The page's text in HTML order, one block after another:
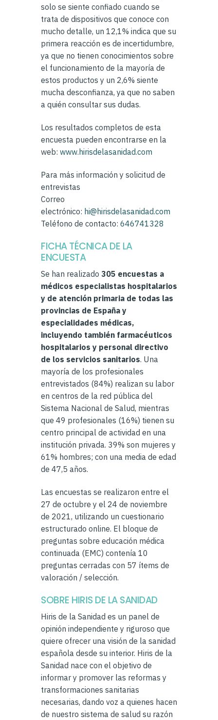
solo se siente confiado cuando se
trata de dispositivos que conoce con
mucho detalle, un 12,1% indica que su
primera reacción es de incertidumbre,
ya que no tienen conocimientos sobre
el funcionamiento de la mayoría de
estos productos y un 2,6% siente
mucha desconfianza, ya que no saben
a quién consultar sus dudas.
Los resultados completos de esta
encuesta pueden encontrarse en la
web: www.hirisdelasanidad.com
Para más información y solicitud de
entrevistas
Correo
electrónico: hi@hirisdelasanidad.com
Teléfono de contacto: 646741328
FICHA TÉCNICA DE LA
ENCUESTA
Se han realizado 305 encuestas a
médicos especialistas hospitalarios
y de atención primaria de todas las
provincias de España y
especialidades médicas,
incluyendo también farmacéuticos
hospitalarios y personal directivo
de los servicios sanitarios. Una
mayoría de los profesionales
entrevistados (84%) realizan su labor
en centros de la red pública del
Sistema Nacional de Salud, mientras
que 49 profesionales (16%) tienen su
centro principal de actividad en una
institución privada. 39% son mujeres y
61% hombres; con una media de edad
de 47,5 años.
Las encuestas se realizaron entre el
27 de octubre y el 24 de noviembre
de 2021, utilizando un cuestionario
estructurado online. El bloque de
preguntas sobre educación médica
continuada (EMC) contenía 10
preguntas cerradas con 57 ítems de
valoración / selección.
SOBRE HIRIS DE LA SANIDAD
Hiris de la Sanidad es un panel de
opinión independiente y riguroso que
quiere ofrecer una visión de la sanidad
española desde su interior. Hiris de la
Sanidad nace con el objetivo de
informar y promover las reformas y
transformaciones sanitarias
necesarias, dando voz a quienes hacen
de nuestro sistema de salud su razón